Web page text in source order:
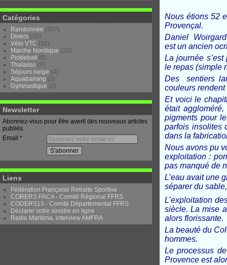
Catégories
Randonnée (307)
Divers (35)
Vélo VTC (32)
Marche Nordique (22)
Pickleball
(8)
Thalasso (7)
Séjours neige (4)
Aquatraining (3)
Gymnastique (2)
Newsletter
Abonnez-vous pour être averti des nouveaux articles
publiés.
Email
Liens
Fédération Française Retraite Sportive
CORERS PACA - Comité Régional FFRS
CODERS13 - Comité Départemental FFRS
Déclarer votre sinistre en ligne
Radio Maritima, interview AMFRA
Nous étions 52
Provençal.
Daniel Woirgard
est un ancien
La journée
le repas (simple
Des sentiers
couleurs rendent
Et voici le
était
pigments pour
parfois insolites
dans la
Nous avons pu
exploitation :
pas manqué de
L’eau avait une
séparer du
L’exploitation
siècle. La mise
alors florissante.
La beauté du
hommes.
Le processus
Provence est